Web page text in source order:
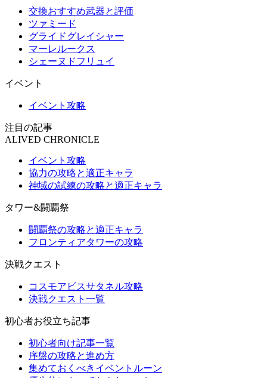
交換おすすめ武器と評価
ツァミード
グライドグレイシャー
マーレルークス
シェーヌドフリュイ
イベント
イベント攻略
注目の記事
ALIVED CHRONICLE
イベント攻略
協力の攻略と適正キャラ
神域の試練の攻略と適正キャラ
タワー&闘覇祭
闘覇祭の攻略と適正キャラ
フロンティアタワーの攻略
決戦クエスト
コスモアビスサタネル攻略
決戦クエスト一覧
初心者お役立ち記事
初心者向け記事一覧
序盤の攻略と進め方
集めておくべきイベントルーン